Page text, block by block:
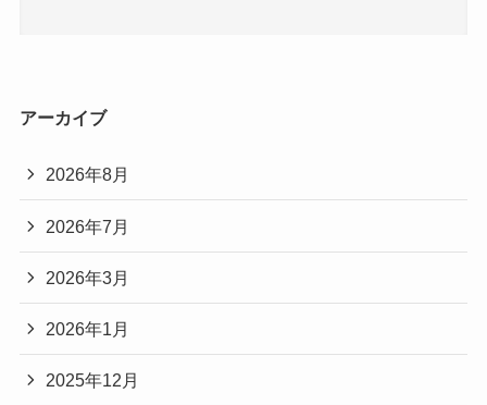
アーカイブ
2026年8月
2026年7月
2026年3月
2026年1月
2025年12月